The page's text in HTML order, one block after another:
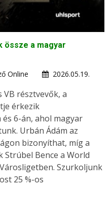
össze a magyar
Online
2026.05.19.
résztvevők, a
érkezik
6-án, ahol magyar
Urbán Ádám az
bizonyíthat, míg a
Bence a World
Szurkoljunk
25 %-os